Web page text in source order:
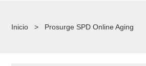
Inicio > Prosurge SPD Online Aging